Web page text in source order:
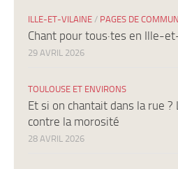
ILLE-ET-VILAINE / PAGES DE
Chant pour tous·tes en Ille-
29 AVRIL 2026
TOULOUSE ET ENVIRONS
Et si on chantait dans la rue ?
contre la morosité
28 AVRIL 2026